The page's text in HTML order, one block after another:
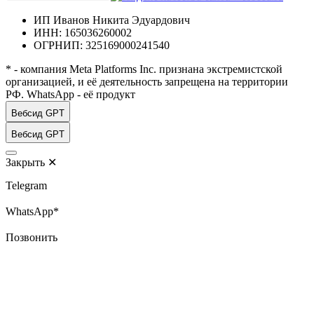
ИП Иванов Никита Эдуардович
ИНН: 165036260002
ОГРНИП: 325169000241540
* - компания Meta Platforms Inc. признана экстремистской
организацией, и её деятельность запрещена на территории
РФ. WhatsApp - её продукт
Вебсид GPT
Вебсид GPT
Закрыть ✕
Telegram
WhatsApp*
Позвонить